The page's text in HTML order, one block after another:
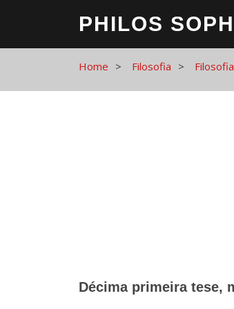
PHILOS
Home Filosofia
Décima primeira tese,